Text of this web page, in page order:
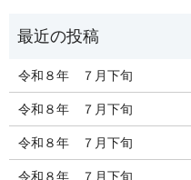
令和８年 ７月下旬
令和８年 ７月下旬
令和８年 ７月下旬
令和８年 ７月下旬